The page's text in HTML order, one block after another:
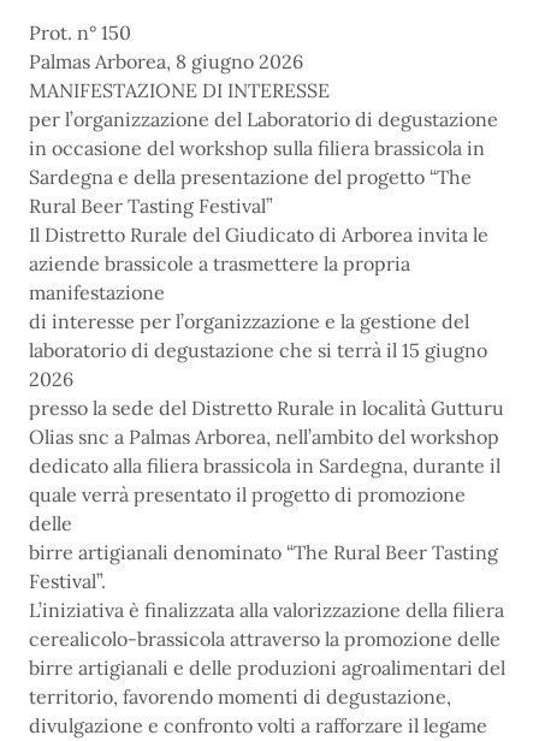
Prot. n° 150
Palmas Arborea, 8 giugno 2026
MANIFESTAZIONE DI INTERESSE
per l’organizzazione del Laboratorio di degustazione
in occasione del workshop sulla filiera brassicola in
Sardegna e della presentazione del progetto “The
Rural Beer Tasting Festival”
Il Distretto Rurale del Giudicato di Arborea invita le
aziende brassicole a trasmettere la propria
manifestazione
di interesse per l’organizzazione e la gestione del
laboratorio di degustazione che si terrà il 15 giugno
2026
presso la sede del Distretto Rurale in località Gutturu
Olias snc a Palmas Arborea, nell’ambito del workshop
dedicato alla filiera brassicola in Sardegna, durante il
quale verrà presentato il progetto di promozione
delle
birre artigianali denominato “The Rural Beer Tasting
Festival”.
L’iniziativa è finalizzata alla valorizzazione della filiera
cerealicolo-brassicola attraverso la promozione delle
birre artigianali e delle produzioni agroalimentari del
territorio, favorendo momenti di degustazione,
divulgazione e confronto volti a rafforzare il legame